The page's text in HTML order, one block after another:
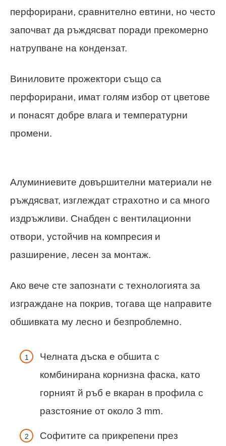
перфорирани, сравнително евтини, но често
започват да ръждясват поради прекомерно
натрупване на кондензат.
Виниловите прожектори също са
перфорирани, имат голям избор от цветове
и понасят добре влага и температурни
промени.
Алуминиевите довършителни материали не
ръждясват, изглеждат страхотно и са много
издръжливи. Снабден с вентилационни
отвори, устойчив на компресия и
разширение, лесен за монтаж.
Ако вече сте запознати с технологията за
изграждане на покрив, тогава ще направите
обшивката му лесно и безпроблемно.
Челната дъска е обшита с
комбинирана корнизна фаска, като
горният й ръб е вкаран в профила с
разстояние от около 3 mm.
Софитите са прикрепени през